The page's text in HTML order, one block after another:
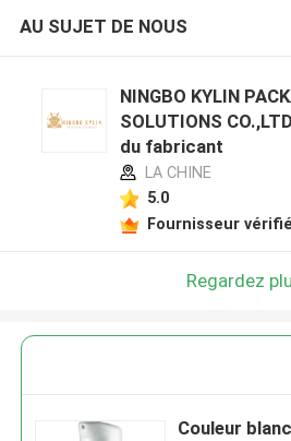
AU SUJET DE NOUS
NINGBO KYLIN
SOLUTIONS
du fabricant
LA CHINE
5.0
Fournisseur vérifié
Regardez
Couleur